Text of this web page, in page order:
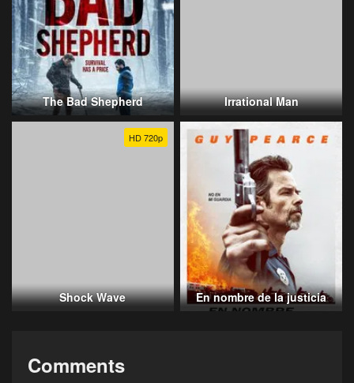
The Bad Shepherd Irrational Man
HD 720p
Shock Wave En nombre de la justicia
Comments